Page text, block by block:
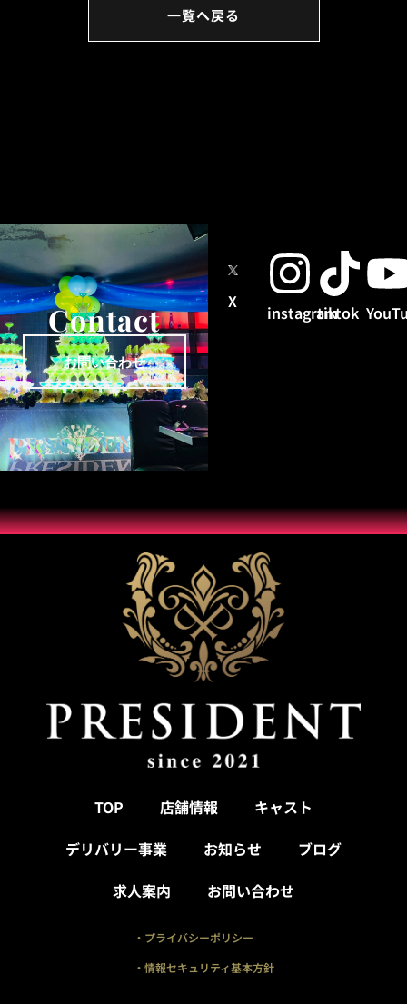
一覧へ戻る
Contact
お問い合わせ
X
instagramtiktok
TOP 店舗情報
キャスト
デリバリー事業
お知らせ
ブログ
求人案内
お問い合わせ
・プライバシーポリシー
・情報セキュリティ基本方針